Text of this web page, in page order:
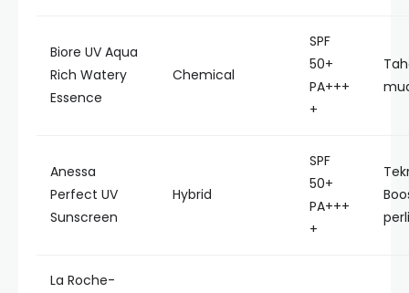
Biore UV Aqua
Rich Watery
Essence
Chemical
SPF
50+
PA+++
+
Anessa
Perfect UV
Sunscreen
Hybrid
SPF
50+
PA+++
+
La Roche-